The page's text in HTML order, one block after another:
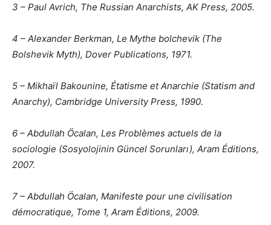
3 – Paul Avrich, The Russian Anarchists, AK Press, 2005.
4 – Alexander Berkman, Le Mythe bolchevik (The
Bolshevik Myth), Dover Publications, 1971.
5 – Mikhaïl Bakounine, Étatisme et Anarchie (Statism and
Anarchy), Cambridge University Press, 1990.
6 – Abdullah Öcalan, Les Problèmes actuels de la
sociologie (Sosyolojinin Güncel Sorunları), Aram Éditions,
2007.
7 – Abdullah Öcalan, Manifeste pour une civilisation
démocratique, Tome 1, Aram Éditions, 2009.